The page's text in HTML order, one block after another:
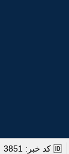
🆔 کد خبر: 3851